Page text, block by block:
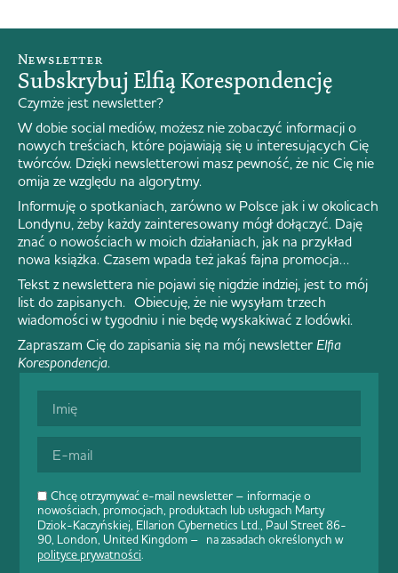
Chcę otrzymywać e-mail newsletter – informacje o
nowościach, promocjach, produktach lub usługach Marty
Dziok-Kaczyńskiej, Ellarion Cybernetics Ltd., Paul Street 86-
90, London, United Kingdom – na zasadach określonych w
polityce prywatności.
Newsletter
Subskrybuj Elfią Korespondencję
Czymże jest newsletter?
W dobie social mediów, możesz nie zobaczyć informacji o
nowych treściach, które pojawiają się u interesujących Cię
twórców. Dzięki newsletterowi masz pewność, że nic Cię nie
omija ze względu na algorytmy.
Informuję o spotkaniach, zarówno w Polsce jak i w okolicach
Londynu, żeby każdy zainteresowany mógł dołączyć. Daję
znać o nowościach w moich działaniach, jak na przykład
nowa książka. Czasem wpada też jakaś fajna promocja…
Tekst z newslettera nie pojawi się nigdzie indziej, jest to mój
list do zapisanych. Obiecuję, że nie wysyłam trzech
wiadomości w tygodniu i nie będę wyskakiwać z lodówki.
Zapraszam Cię do zapisania się na mój newsletter Elfia
Korespondencja.